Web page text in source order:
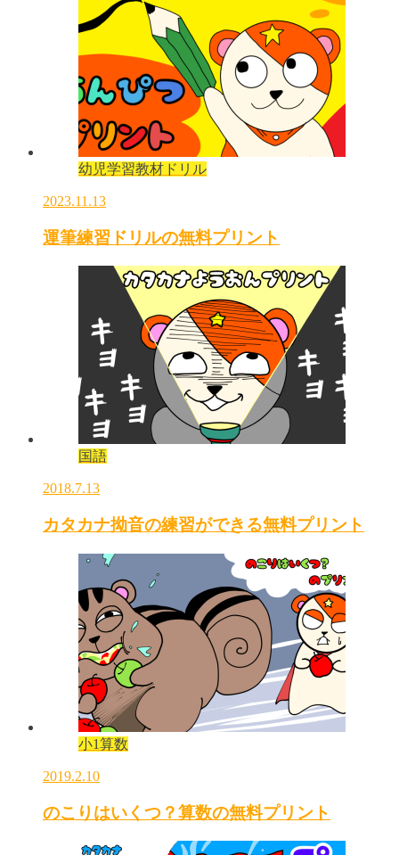
幼児学習教材ドリル
2023.11.13
運筆練習ドリルの無料プリント
国語
2018.7.13
カタカナ拗音の練習ができる無料プリント
小1算数
2019.2.10
のこりはいくつ？算数の無料プリント